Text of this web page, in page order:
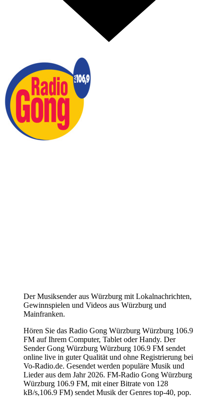
Der Musiksender aus Würzburg mit Lokalnachrichten,
Gewinnspielen und Videos aus Würzburg und
Mainfranken.
Hören Sie das Radio Gong Würzburg Würzburg 106.9
FM auf Ihrem Computer, Tablet oder Handy. Der
Sender Gong Würzburg Würzburg 106.9 FM sendet
online live in guter Qualität und ohne Registrierung bei
Vo-Radio.de. Gesendet werden populäre Musik und
Lieder aus dem Jahr 2026. FM-Radio Gong Würzburg
Würzburg 106.9 FM, mit einer Bitrate von 128
kB/s,106.9 FM) sendet Musik der Genres top-40, pop.